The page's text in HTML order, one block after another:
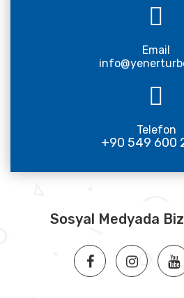
Email
Telefon
+90 549 600
Sosyal Medyada